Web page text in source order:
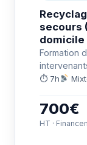
secours
domicile
Formation
leur
⏱ 7h
700€
HT ·